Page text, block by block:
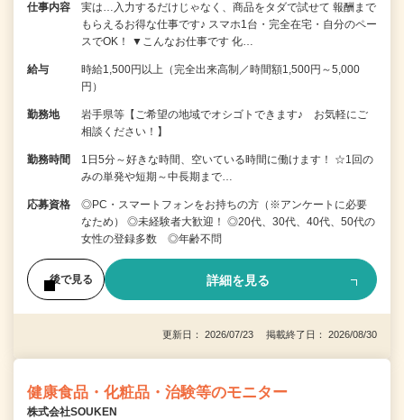
仕事内容
実は…入力するだけじゃなく、商品をタダで試せて 報酬まで
もらえるお得な仕事です♪ スマホ1台・完全在宅・自分のペー
スでOK！ ▼こんなお仕事です 化…
給与
時給1,500円以上（完全出来高制／時間額1,500円～5,000
円）
勤務地
岩手県等【ご希望の地域でオシゴトできます♪ お気軽にご
相談ください！】
勤務時間
1日5分～好きな時間、空いている時間に働けます！ ☆1回の
みの単発や短期～中長期まで…
応募資格
◎PC・スマートフォンをお持ちの方（※アンケートに必要
なため） ◎未経験者大歓迎！ ◎20代、30代、40代、50代の
女性の登録多数 ◎年齢不問
後で見る 詳細を見る
更新日： 2026/07/23 掲載終了日： 2026/08/30
健康食品・化粧品・治験等のモニター
株式会社SOUKEN